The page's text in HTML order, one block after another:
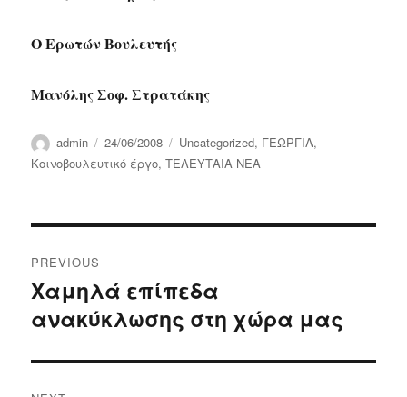
Ο Ερωτών Βουλευτής
Μανόλης Σοφ. Στρατάκης
Author
admin
Posted
on
24/06/2008 Categories
Uncategorized, ΓΕΩΡΓΙΑ,
Κοινοβουλευτικό έργο,ΤΕΛΕΥΤΑΙΑ ΝΕΑ
navigation
PREVIOUS
Previous
post:
Χαμηλά επίπεδα
ανακύκλωσης στη χώρα μας